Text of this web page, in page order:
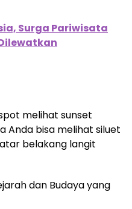
Surga Pariwisata
melihat sunset
Anda bisa melihat siluet
belakang langit
dan Budaya yang